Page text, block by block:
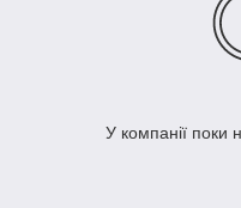
У компанії поки